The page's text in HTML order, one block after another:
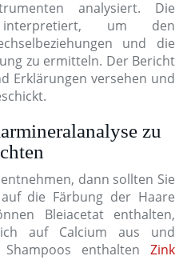
analysiert. Die
interpretiert, um den
und die
zu ermitteln. Der Bericht
Erklärungen versehen und
zu
dann sollten Sie
die Färbung der Haare
Bleiacetat enthalten,
auf Calcium aus und
enthalten Zink